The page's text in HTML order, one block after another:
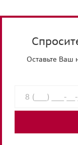
Оставьте Ваш